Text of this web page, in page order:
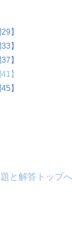
29】
33】
37】
41】
45】
と解答トップ